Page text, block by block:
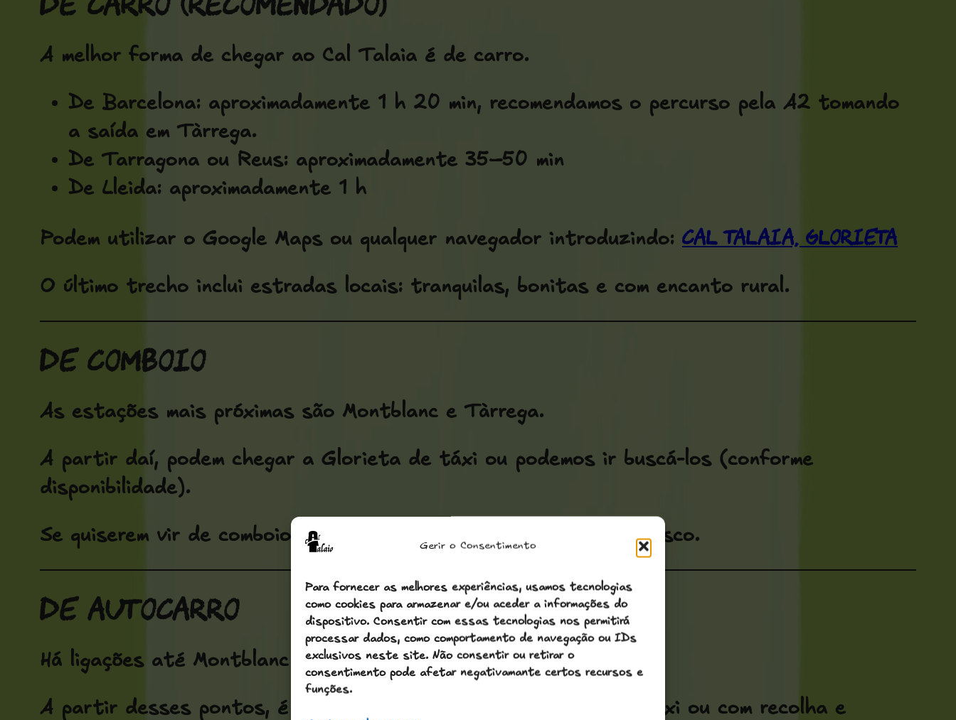
Gerir o Consentimento
Para fornecer as melhores experiências, usamos tecnologias
como cookies para armazenar e/ou aceder a informações do
dispositivo. Consentir com essas tecnologias nos permitirá
processar dados, como comportamento de navegação ou IDs
exclusivos neste site. Não consentir ou retirar o
consentimento pode afetar negativamante certos recursos e
funções.
A melhor forma de chegar ao Cal Talaia é de carro.
De Barcelona: aproximadamente 1 h 20 min, recomendamos o percurso pela A2 tomando
a saída em Tàrrega.
De Tarragona ou Reus: aproximadamente 35–50 min
De Lleida: aproximadamente 1 h
Podem utilizar o Google Maps ou qualquer navegador introduzindo: Cal Talaia, Glorieta
O último trecho inclui estradas locais: tranquilas, bonitas e com encanto rural.
De comboio
As estações mais próximas são Montblanc e Tàrrega.
A partir daí, podem chegar a Glorieta de táxi ou podemos ir buscá-los (conforme
disponibilidade).
Se quiserem vir de comboio, recomendamos que o coordenem connosco.
De autocarro
Há ligações até Montblanc e Tàrrega.
A partir desses pontos, é necessário completar o percurso de táxi ou com recolha e